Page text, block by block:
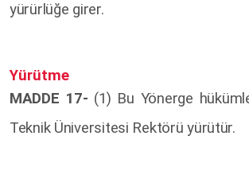
yürürlüğe girer.
Yürütme
MADDE 17- (1) Bu Yönerge
Teknik Üniversitesi Rektörü yürütür.